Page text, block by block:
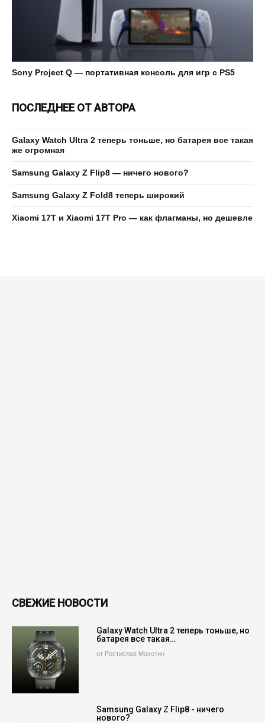
Sony Project Q — портативная консоль для игр с PS5
ПОСЛЕДНЕЕ ОТ АВТОРА
Galaxy Watch Ultra 2 теперь тоньше, но батарея все такая
же огромная
Samsung Galaxy Z Flip8 — ничего нового?
Samsung Galaxy Z Fold8 теперь широкий
Xiaomi 17T и Xiaomi 17T Pro — как флагманы, но дешевле
СВЕЖИЕ НОВОСТИ
Galaxy Watch Ultra 2 теперь тоньше, но
батарея все такая…
от Ростислав Махотин
Samsung Galaxy Z Flip8 - ничего
нового?